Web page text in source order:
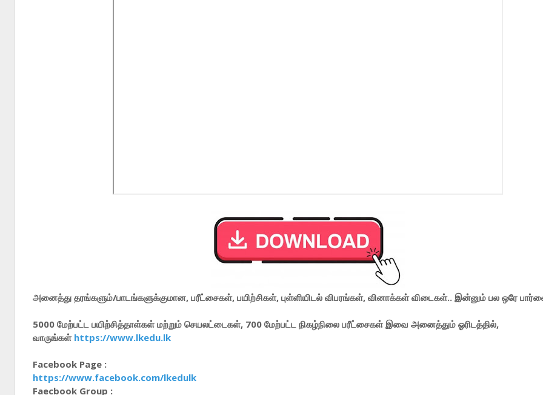
அனைத்து தரங்களும்/பாடங்களுக்குமான, பரீட்சைகள், பயிற்சிகள், புள்ளியிடல் விபரங்கள், வினாக்கள் விடைகள்.. இன்னும் பல ஒரே
5000 மேற்பட்ட பயிற்சித்தாள்கள் மற்றும் செயலட்டைகள், 700 மேற்பட்ட நிகழ்நிலை பரீட்சைகள் இவை அனைத்தும் ஓரிடத்தில்,
வாருங்கள் https://www.lkedu.lk
Facebook Page :
https://www.facebook.com/lkedulk
Faecbook Group :